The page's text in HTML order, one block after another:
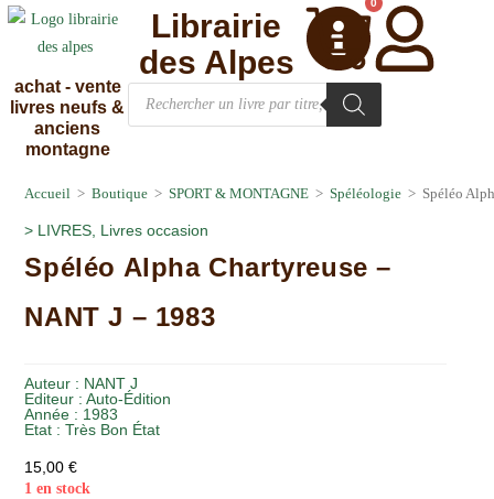
achat - vente
livres neufs &
anciens
montagne
0
Librairie
des Alpes
Accueil > Boutique > SPORT & MONTAGNE > Spéléologie > Spéléo
> LIVRES, Livres occasion
Spéléo Alpha Chartyreuse –
NANT J – 1983
Auteur : NANT J
Editeur :Auto-Édition
Année : 1983
Etat :Très Bon État
15,00€
1 en stock